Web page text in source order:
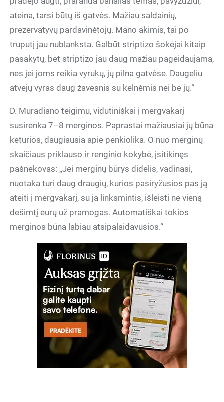
ateina, tarsi būtų iš gatvės. Mažiau saldainių,
prezervatyvų pardavinėtojų. Mano akimis, tai po
truputį jau nublanksta. Galbūt striptizo šokėjai kitaip
pasakytų, bet striptizo jau daug mažiau pageidaujama,
nes jei joms reikia vyrukų, jų pilna gatvėse. Daugeliu
atvejų vyras daug žavesnis su kelnėmis nei be jų.“
D. Muradiano teigimu, vidutiniškai į mergvakarį
susirenka 7–8 merginos. Paprastai mažiausiai jų būna
keturios, daugiausia apie penkiolika. O nuo merginų
skaičiaus priklauso ir renginio kokybė, įsitikinęs
pašnekovas: „Jei merginų būrys didelis, vadinasi,
nuotaka turi daug draugių, kurios pasiryžusios pas ją
ateiti į mergvakarį, su ja linksmintis, išleisti ne vieną
dešimtį eurų už pramogas. Automatiškai tokios
merginos būna labiau atsipalaidavusios.“